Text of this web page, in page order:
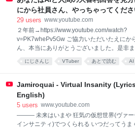
品・イベントの情報はこちらをチェック！ ◇
脚本集（2）OVA+MOVIE編 機動警察パトレ
望の第2弾です。 脚本集[2]では、今なお絶大
を誇る劇場版2作（機動警察パトレイバー
機動警察パトレイバー2 the Movie）の準備
を、そしてシリーズの原作・原点と言える
にから社員さん、やっちゃってくださ
29 users www.youtube.com
２年前→https://www.youtube.com/watch?
v=PK7whePv5Gw ご協力いただいたえにか
ん、本当にありがとうございました。是非
願いしますね……。 【使用させていただいた
chatGPT 様 ・AIのべりすと 様 ・Gemini 様
・ANYCOLOR社員様方 月ノ美兎のTwitter
等はこちらで呟いています！）
https://twitter.com/MitoTsukino ※未成年者の視
https://www.anycolor.co.jp/notice-for-minors
にじさんじ VTuber あとで読む AI
Jamiroquai - Virtual Insanity
English)
5 users www.youtube.com
――― 未来はいまや 狂気の仮想世界(ヴァー
インサニティ)でつくられる いつだってうま